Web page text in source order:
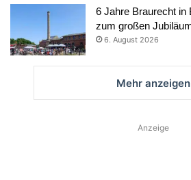
6 Jahre Braurecht in
zum großen
6. August 2026
Mehr anzeigen
Anzeige